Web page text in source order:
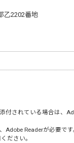
乙2202番地
付されている場合は、
Adobe Readerが必要で
ださい。